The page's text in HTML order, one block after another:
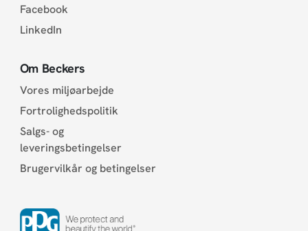
Facebook
LinkedIn
Om Beckers
Vores miljøarbejde
Fortrolighedspolitik
Salgs- og
leveringsbetingelser
Brugervilkår og betingelser